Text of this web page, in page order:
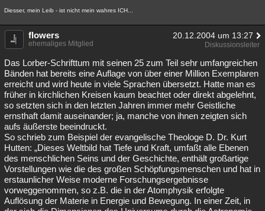
Diesser, mein Leib - ist nicht mein wahres ICH...
flowers 20.12.2004 um 13:27
ehemaliges Mitglied Diskussionsleiter
Das Lorber-Schrifttum mit seinen 25 zum Teil sehr umfangreichen
Bänden hat bereits eine Auflage von über einer Million Exemplaren
erreicht und wird heute in viele Sprachen übersetzt. Hatte man es
früher in kirchlichen Kreisen kaum beachtet oder direkt abgelehnt,
so setzten sich in den letzten Jahren immer mehr Geistliche
ernsthaft damit auseinander; ja, manche von ihnen zeigten sich
aufs äußerste beeindruckt.
So schrieb zum Beispiel der evangelische Theologe D. Dr. Kurt
Hutten: „Dieses Weltbild hat Tiefe und Kraft, umfaßt alle Ebenen
des menschlichen Seins und der Geschichte, enthält großartige
Vorstellungen wie die des großen Schöpfungsmenschen und hat in
erstaunlicher Weise moderne Forschungsergebnisse
vorweggenommen, so z.B. die in der Atomphysik erfolgte
Auflösung der Materie in Energie und Bewegung. In einer Zeit, in